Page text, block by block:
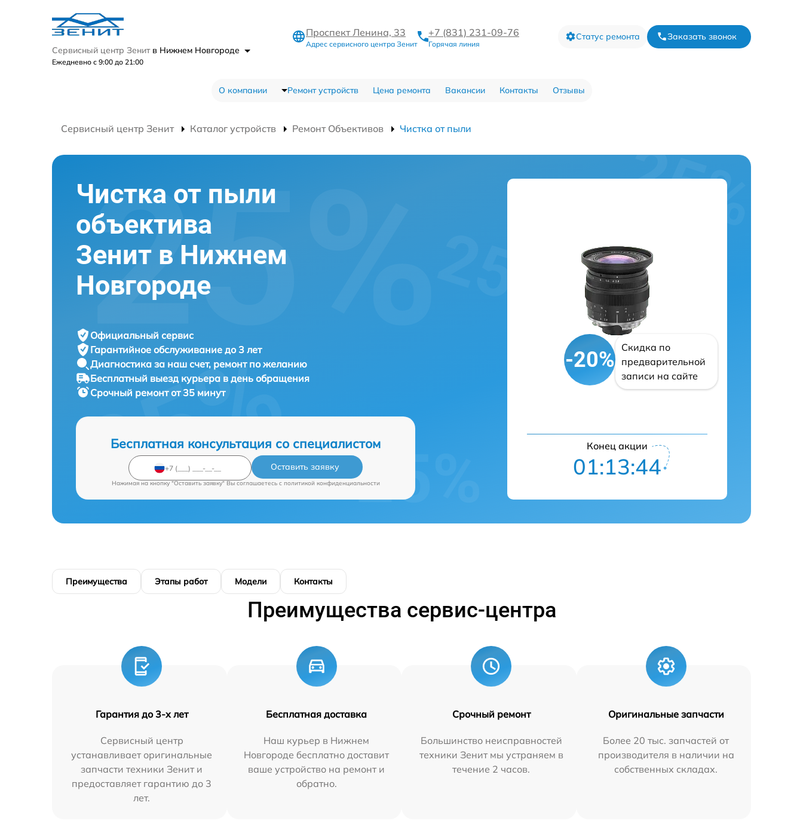
Сервисный центр Зенит в Нижнем Новгороде
Ежедневно с 9:00 до 21:00
Проспект Ленина, 33
Адрес сервисного центра Зенит
+7 (831) 231-09-76
Горячая линия
Статус ремонта Заказать звонок
О компании Ремонт устройств Цена ремонта Вакансии Контакты Отзывы
Сервисный центр Зенит Каталог устройств Ремонт Объективов Чистка от пыли
Чистка от пыли
объектива
Зенит в Нижнем
Новгороде
Официальный сервис
Гарантийное обслуживание до 3 лет
Диагностика за наш счет, ремонт по желанию
Бесплатный выезд курьера в день обращения
Срочный ремонтот 35 минут
Бесплатная консультация со специалистом
Оставить заявку
Нажимая на кнопку "Оставить заявку" Вы соглашаетесь c политикой конфиденциальности
-20%
Скидка по
предварительной
записи на сайте
Конец акции
01:13:43
Преимущества Этапы работ Модели Контакты
Преимущества сервис-центра
Гарантия до 3-х лет
Сервисный центр
устанавливает оригинальные
запчасти техники Зенит и
предоставляет гарантию до 3
лет.
Бесплатная доставка
Наш курьер в Нижнем
Новгороде бесплатно доставит
ваше устройство на ремонт и
обратно.
Срочный ремонт
Большинство неисправностей
техники Зенит мы устраняем в
течение 2 часов.
Оригинальные запчасти
Более 20 тыс. запчастей от
производителя в наличии на
собственных складах.